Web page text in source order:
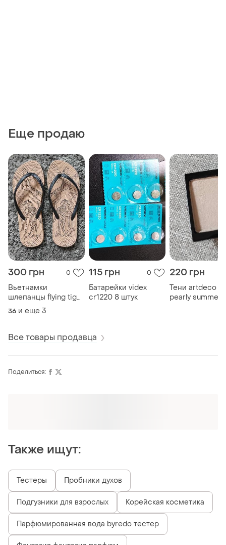
Еще продаю
300 грн 0
Вьетнамки
шлепанцы flying tiger
copenhagen 36/37
36 и еще 3
115 грн 0
Батарейки videx
cr1220 8 штук
220 грн
Тени artdeco 11
pearly summer
Все товары продавца
Поделиться:
Также ищут:
Тестеры Пробники духов
Подгузники для взрослых Корейская косметика
Парфюмированная вода byredo тестер